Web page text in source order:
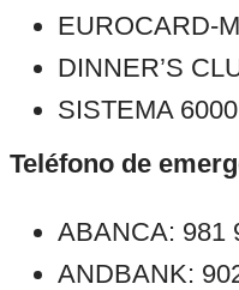
EUROCARD-
DINNER’S
SISTEMA
Teléfono de
ABANCA: 981
ANDBANK: